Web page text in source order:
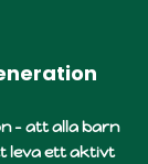
– att alla barn
leva ett aktivt